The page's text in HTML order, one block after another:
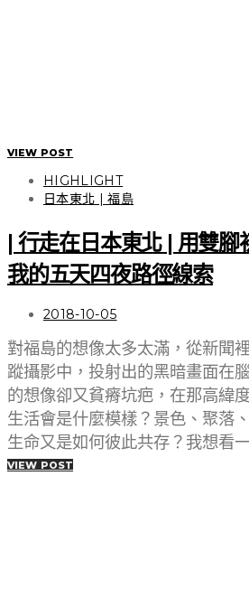
VIEW POST
HIGHLIGHT
日本東北 | 福島
| 行走在日本東北 | 用雙腳
我的五天四夜路徑線索
2018-10-05
對福島的想像太多太滿，從新聞
蹤攝影中，投射出的黑暗畫面在
的想像卻又貧瘠坑疤，在那高緯
生活會是什麼模樣？景色、聚落
生命又是如何彼此共存？我想看
VIEW POST